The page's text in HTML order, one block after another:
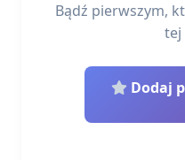
Bądź pierwszym,
tej
Dodaj